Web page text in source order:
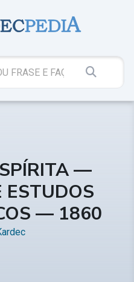
—
ESTUDOS
— 1860